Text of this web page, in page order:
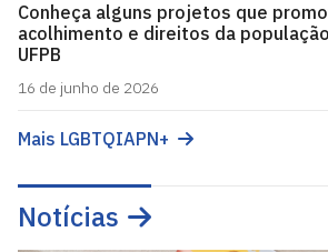
Conheça alguns projetos que
acolhimento e direitos da população
UFPB
16 de junho de 2026
Mais LGBTQIAPN+
Notícias